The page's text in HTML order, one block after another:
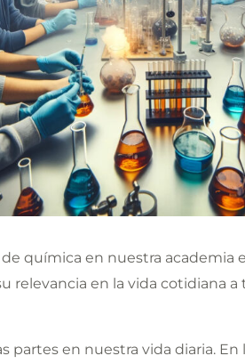
de química en nuestra academia
relevancia en la vida cotidiana
partes en nuestra vida diaria. En